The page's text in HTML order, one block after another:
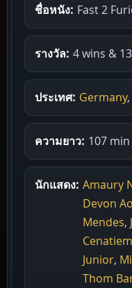
ชื่อหนัง: Fast 2
รางวัล: 4 wins &
ประเทศ: Germany,
ความยาว: 107 min
นักแสดง: Amaury
Devon
Mendes,
Junior,
Thom